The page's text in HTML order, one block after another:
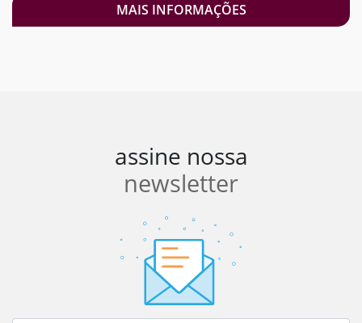
MAIS INFORMAÇÕES
assine nossa
newsletter